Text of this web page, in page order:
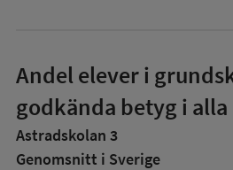
Andel elever i
godkända betyg i alla
Astradskolan 3
Genomsnitt i Sverige